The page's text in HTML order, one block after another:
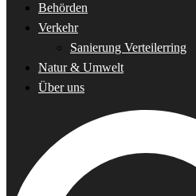
Behörden
Verkehr
Sanierung Verteilerring
Natur & Umwelt
Über uns